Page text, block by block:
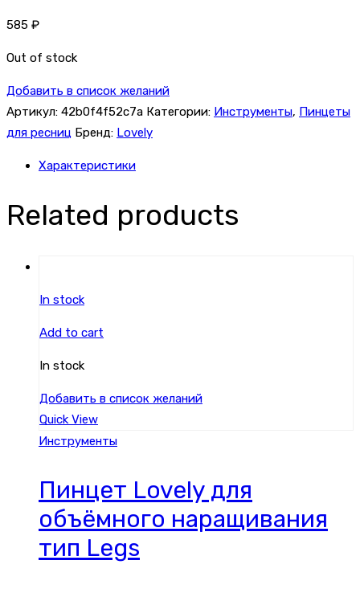
585 ₽
Out of stock
Добавить в список желаний
Артикул: 42b0f4f52c7a Категории: Инструменты, Пинцеты
для ресниц Бренд: Lovely
Характеристики
Related products
In stock
Add to cart
In stock
Добавить в список желаний
Quick View
Инструменты
Пинцет Lovely для
объёмного наращивания
тип Legs